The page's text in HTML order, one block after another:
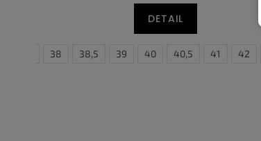
DETAIL
38 38,5 39 40 40,5 41 42
35,5